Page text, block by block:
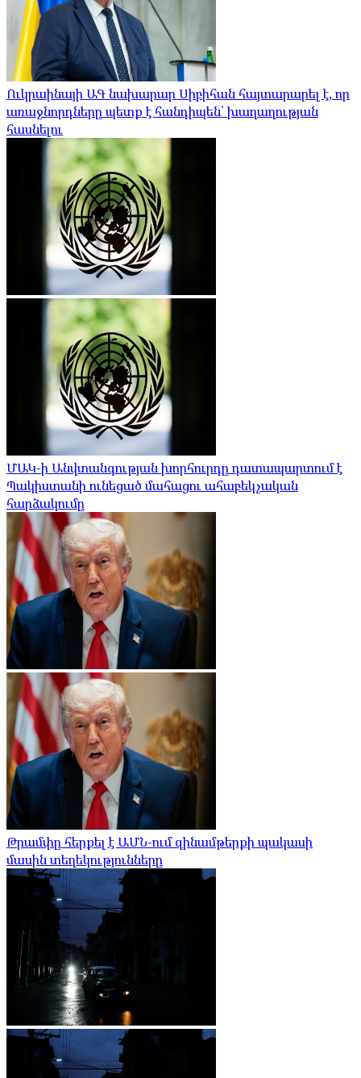
Ուկրաինայի ԱԳ նախարար Սիբիհան հայտարարել է, որ
առաջնորդները պետք է հանդիպեն՝ խաղաղության
հասնելու
ՄԱԿ-ի Անվտանգության խորհուրդը դատապարտում է
Պակիստանի ունեցած մահացու ահաբեկչական
հարձակումը
Թրամփը հերքել է ԱՄՆ-ում զինամթերքի պակասի
մասին տեղեկությունները